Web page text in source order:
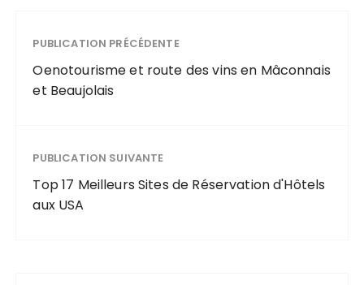
PUBLICATION PRÉCÉDENTE
Oenotourisme et route des vins en Mâconnais
et Beaujolais
PUBLICATION SUIVANTE
Top 17 Meilleurs Sites de Réservation d'Hôtels
aux USA